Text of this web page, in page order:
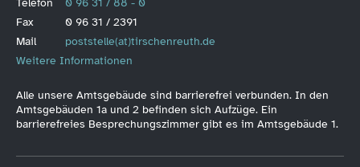
Telefon
0 96 31 / 88 - 0
Fax
0 96 31 / 2391
Mail
poststelle(at)tirschenreuth.de
Weitere Informationen
Alle unsere Amtsgebäude sind barrierefrei verbunden. In den
Amtsgebäuden 1a und 2 befinden sich Aufzüge. Ein
barrierefreies Besprechungszimmer gibt es im Amtsgebäude 1.